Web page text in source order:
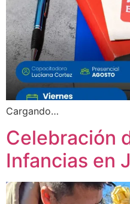
Cargando…
Celebración
Infancias en